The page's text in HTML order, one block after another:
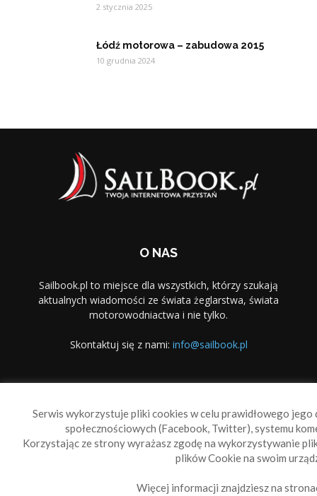
2 stycznia 2025
Łódź motorowa – zabudowa 2015
10 grudnia 2024
O NAS
Sailbook.pl to miejsce dla wszystkich, którzy szukają
aktualnych wiadomości ze świata żeglarstwa, świata
motorowodniactwa i nie tylko.
Skontaktuj się z nami: info@sailbook.pl
Reklama Polityka prywatności
Serwis wykorzystuje pliki cookies w celu prawidłowego
społecznościowych (Facebook, Twitter), systemu
Korzystając ze strony wyrażasz zgodę na wykorzystywanie
plików Cookie na swoim
Więcej informacji znajdziesz na